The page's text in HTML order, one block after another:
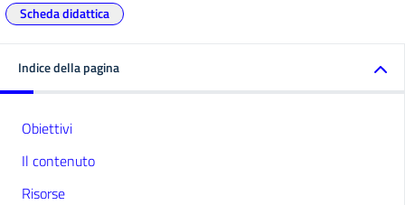
Scheda didattica
Indice della pagina
Obiettivi
Il contenuto
Risorse